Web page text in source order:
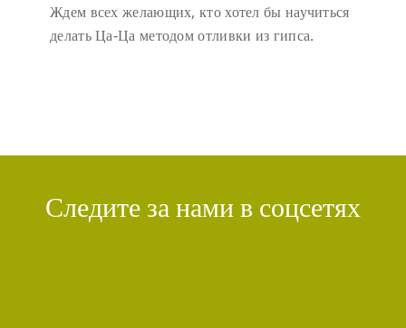
Ждем всех желающих, кто хотел бы научиться
делать Ца-Ца методом отливки из гипса.
Следите за нами в соцсетях